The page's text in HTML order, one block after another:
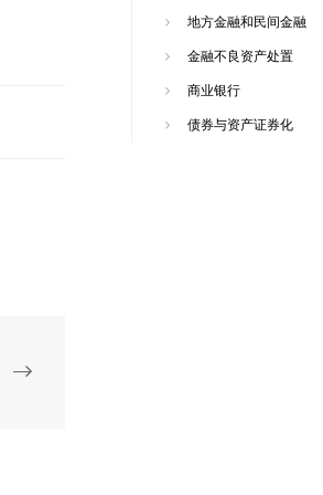
地方金融和民间金融
金融不良资产处置
商业银行
债券与资产证券化